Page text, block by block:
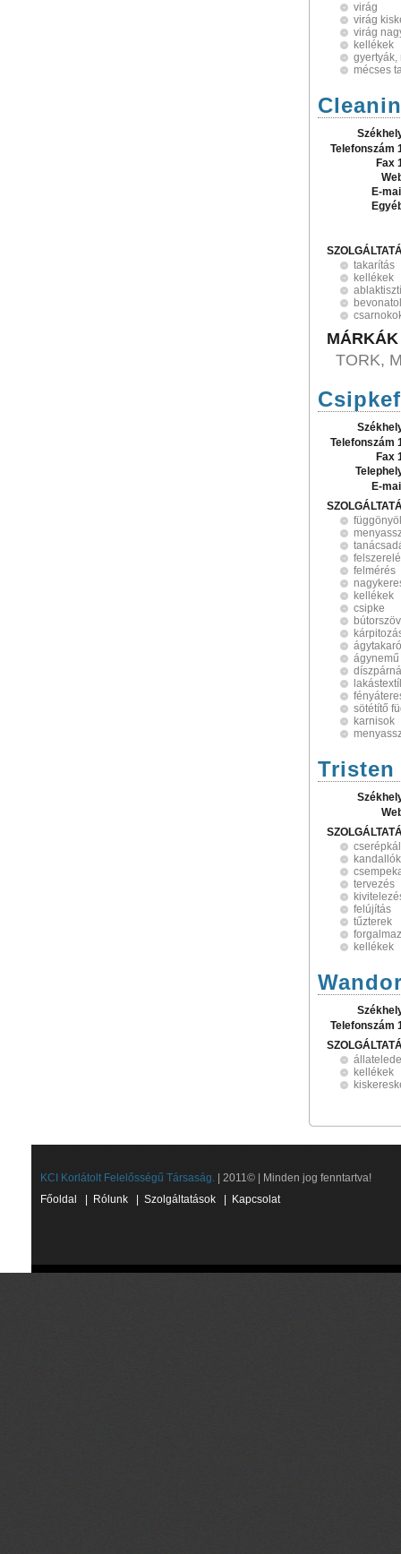
virág
virág
virág
kellékek
gyertyák,
mécses
Telefonszám
Fax
E-
takarítás
kellékek
MÁRKÁK
TORK,
Telefonszám
Fax
E-
felmérés
kellékek
csipke
ágynemű
sötétítő
karnisok
Tristen
kandallók
tervezés
felújítás
tűzterek
kellékek
Telefonszám
kellékek
KCI Korlátolt Felelősségű Társaság. | 2011© | Minden jog fenntartva!
Főoldal
Rólunk Szolgáltatások Kapcsolat